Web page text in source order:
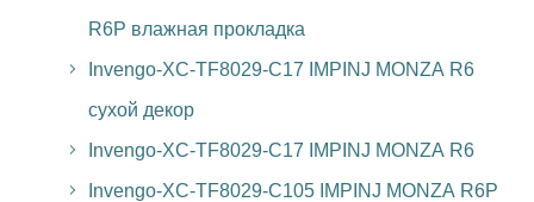
R6P влажная прокладка
Invengo-XC-TF8029-C17 IMPINJ MONZA R6
сухой декор
Invengo-XC-TF8029-C17 IMPINJ MONZA R6
Invengo-XC-TF8029-C105 IMPINJ MONZA R6P